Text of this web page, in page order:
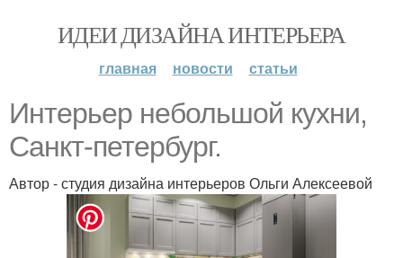
ИДЕИ ДИЗАЙНА ИНТЕРЬЕРА
главная новости статьи
Интерьер небольшой кухни,
Санкт-петербург.
Автор - студия дизайна интерьеров Ольги Алексеевой